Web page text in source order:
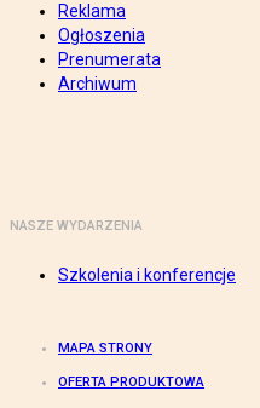
Reklama
Ogłoszenia
Prenumerata
Archiwum
NASZE WYDARZENIA
Szkolenia i konferencje
MAPA STRONY
OFERTA PRODUKTOWA